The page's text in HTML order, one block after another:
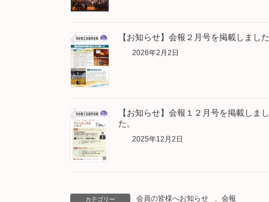
【お知らせ】会報２月号を掲載しました
2026年2月2日
【お知らせ】会報１２月号を掲載しまし
た。
2025年12月2日
カテゴリー 会員の皆様へお知らせ 、 会報